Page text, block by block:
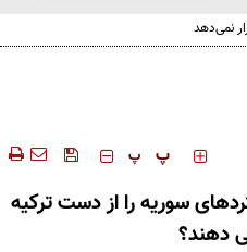
‍‍‍ پ پ
سوریه را از دست ترکیه
دهند؟